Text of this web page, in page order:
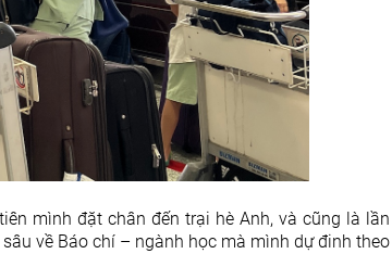
mình đặt chân đến trại hè Anh, và cũng là lần
về Báo chí – ngành học mà mình dự đinh theo